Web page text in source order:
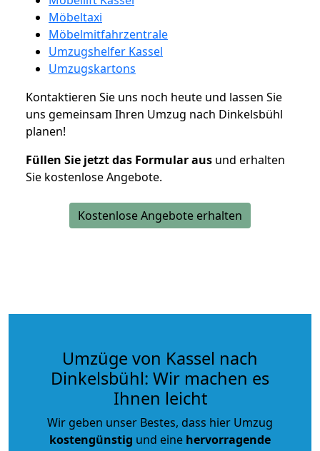
Möbeltaxi
Möbelmitfahrzentrale
Umzugshelfer Kassel
Umzugskartons
Kontaktieren Sie uns noch heute und lassen Sie
uns gemeinsam Ihren Umzug nach Dinkelsbühl
planen!
Füllen Sie jetzt das Formular aus und erhalten
Sie kostenlose Angebote.
Kostenlose Angebote erhalten
Umzüge von Kassel nach
Dinkelsbühl: Wir machen es
Ihnen leicht
Wir geben unser Bestes, dass hier Umzug
kostengünstig und eine hervorragende